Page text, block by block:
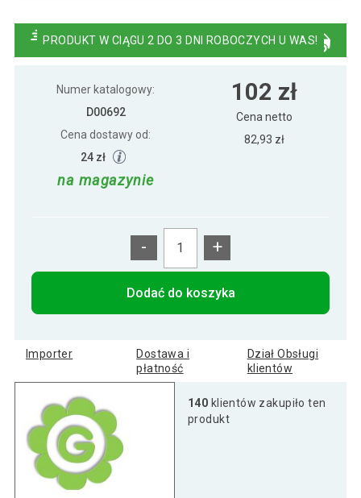
cm, stalowy
Kolorowy kulisty grill przenośny - różowy
Kolorowy kulisty grill przenośny - zielony
PRODUKT W CIĄGU 2 DO 3 DNI ROBOCZYCH U WAS!
Numer katalogowy:
D00692
Cena dostawy od:
24 zł
na magazynie
102 zł
Cena netto
82,93 zł
- +
Dodać do koszyka
Importer
Dostawa i
płatność
Dział Obsługi
klientów
140 klientów zakupiło ten
produkt